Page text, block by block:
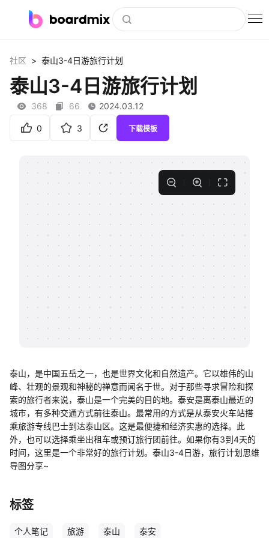
社区资源
下载
私有化部署
客户案例
支持
知识分享社区
社区 > 泰山3-4日游旅行计划
泰山3-4日游旅行计划
368 66 2024.03.12
0 3 下载模板
泰山，是中国五岳之一，也是世界文化和自然遗产。它以雄伟的山
峰、壮观的景观和神秘的禅意而闻名于世。对于那些寻求冒险和探
索的旅行者来说，泰山是一个完美的目的地。泰安是离泰山最近的
城市，有多种交通方式前往泰山。最常用的方式是从泰安火车站搭
乘旅游专线巴士到达泰山区。这是最便捷和经济实惠的选择。此
外，也可以选择乘坐出租车或预订旅行团前往。如果你有3到4天的
时间，这里是一个非常好的旅行计划。泰山3-4日游，旅行计划思维
导图分享~
标签
个人笔记 旅游 泰山 泰安